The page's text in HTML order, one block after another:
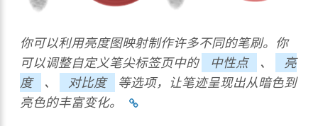
你可以利用亮度图映射制作许多不同的笔刷。你
可以调整自定义笔尖标签页中的
中性点 、
亮
度
、 对比度
等选项，让笔迹呈现出从暗色到
亮色的丰富变化。